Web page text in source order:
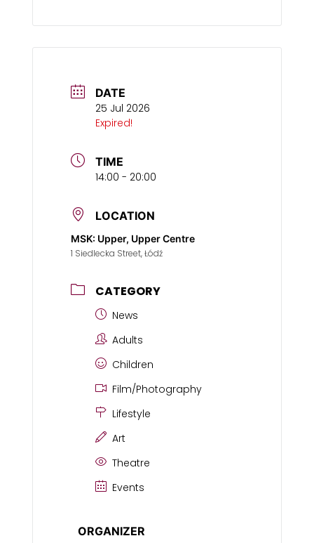
DATE
25 Jul 2026
Expired!
TIME
14:00 - 20:00
LOCATION
MSK: Upper, Upper Centre
1 Siedlecka Street, Łódź
CATEGORY
News
Adults
Children
Film/Photography
Lifestyle
Art
Theatre
Events
ORGANIZER